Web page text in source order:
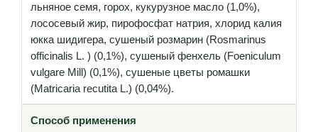
льняное семя, горох, кукурузное масло (1,0%),
лососевый жир, пирофосфат натрия, хлорид калия
юкка шидигера, сушеный розмарин (Rosmarinus
officinalis L. ) (0,1%), сушеный фенхель (Foeniculum
vulgare Mill) (0,1%), сушеные цветы ромашки
(Matricaria recutita L.) (0,04%).
Способ применения